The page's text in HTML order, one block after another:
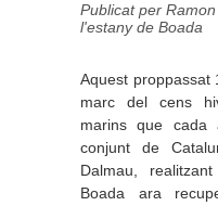
Publicat per
l'estany de Boada
Aquest proppassat
marc del cens
marins que
conjunt de
Dalmau,
Boada ara